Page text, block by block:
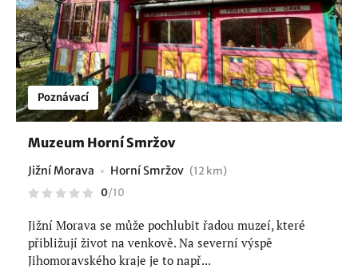
Poznávací
Muzeum Horní Smržov
Jižní Morava Horní Smržov (12 km)
0/10
Jižní Morava se může pochlubit řadou muzeí, které
přibližují život na venkově. Na severní výspě
Jihomoravského kraje je to např...